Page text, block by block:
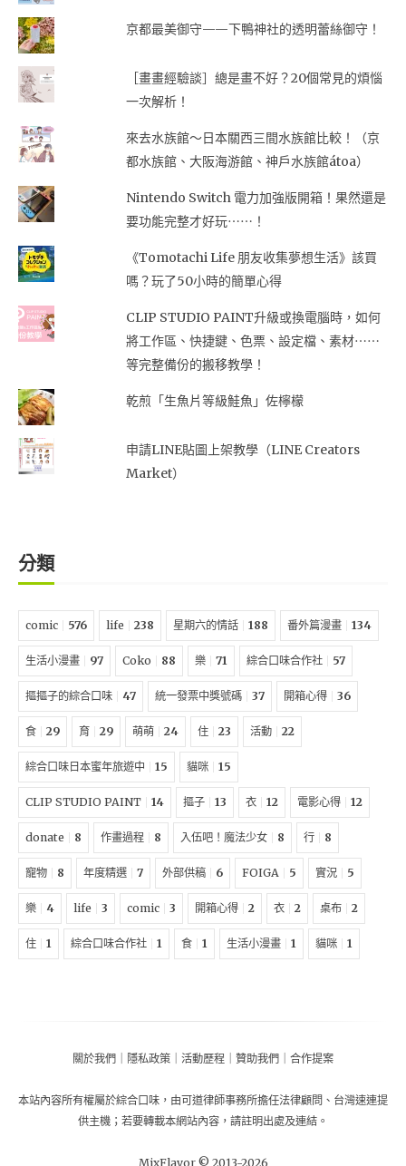
京都最美御守——下鴨神社的透明蕾絲御守！
［畫畫經驗談］總是畫不好？20個常見的煩惱
一次解析！
來去水族館～日本關西三間水族館比較！（京
都水族館、大阪海游館、神戶水族館átoa）
Nintendo Switch 電力加強版開箱！果然還是
要功能完整才好玩⋯⋯！
《Tomotachi Life 朋友收集夢想生活》該買
嗎？玩了50小時的簡單心得
CLIP STUDIO PAINT升級或換電腦時，如何
將工作區、快捷鍵、色票、設定檔、素材⋯⋯
等完整備份的搬移教學！
乾煎「生魚片等級鮭魚」佐檸檬
申請LINE貼圖上架教學（LINE Creators
Market）
分類
comic 576 life 238 星期六的情話 188 番外篇漫畫 134
生活小漫畫 97 Coko 88 樂 71 綜合口味合作社 57
摳摳子的綜合口味 47 統一發票中獎號碼 37 開箱心得 36
食 29 育 29 萌萌 24 住 23 活動 22
綜合口味日本蜜年旅遊中 15 貓咪 15
CLIP STUDIO PAINT 14 摳子 13 衣 12 電影心得 12
donate 8 作畫過程 8 入伍吧！魔法少女 8 行 8
寵物 8 年度精選 7 外部供稿 6 FOIGA 5 實況 5
樂 4 life 3 comic 3 開箱心得 2 衣 2 桌布 2
住 1 綜合口味合作社 1 食 1 生活小漫畫 1 貓咪 1
關於我們 隱私政策 活動歷程 贊助我們 合作提案
本站內容所有權屬於綜合口味 ，由可道律師事務所擔任法律顧問 、 台灣速連提
供主機 ； 若要轉載本網站內容，請註明出處及連結。
MixFlavor © 2013-2026